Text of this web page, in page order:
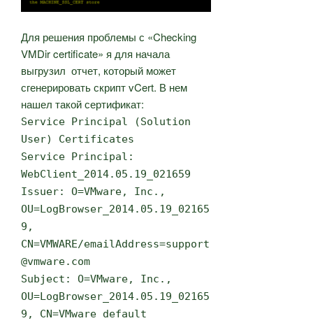
Для решения проблемы с «Checking
VMDir certificate» я для начала
выгрузил отчет, который может
сгенерировать скрипт vCert. В нем
нашел такой сертификат:
Service Principal (Solution
User) Certificates
Service Principal:
WebClient_2014.05.19_021659
Issuer: O=VMware, Inc.,
OU=LogBrowser_2014.05.19_02165
9,
CN=VMWARE/emailAddress=support
@vmware.com
Subject: O=VMware, Inc.,
OU=LogBrowser_2014.05.19_02165
9, CN=VMware default